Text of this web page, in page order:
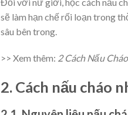
sẽ làm hạn chế rối loạn trong
sâu bên trong.
>> Xem thêm: 2 Cách Nấu
2. Cách nấu cháo